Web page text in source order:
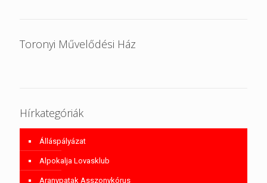
Toronyi Művelődési Ház
Hírkategóriák
Álláspályázat
Alpokalja Lovasklub
Aranypatak Asszonykórus